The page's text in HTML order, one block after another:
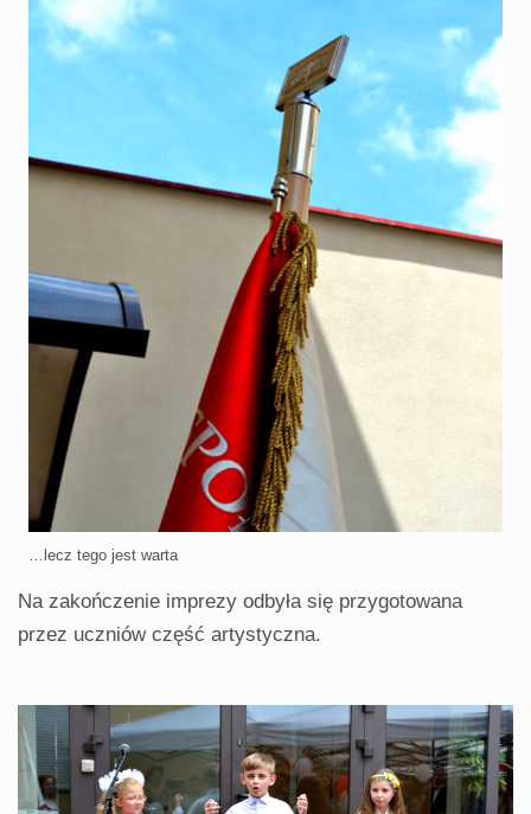
…lecz tego jest warta
Na zakończenie imprezy odbyła się przygotowana
przez uczniów część artystyczna.